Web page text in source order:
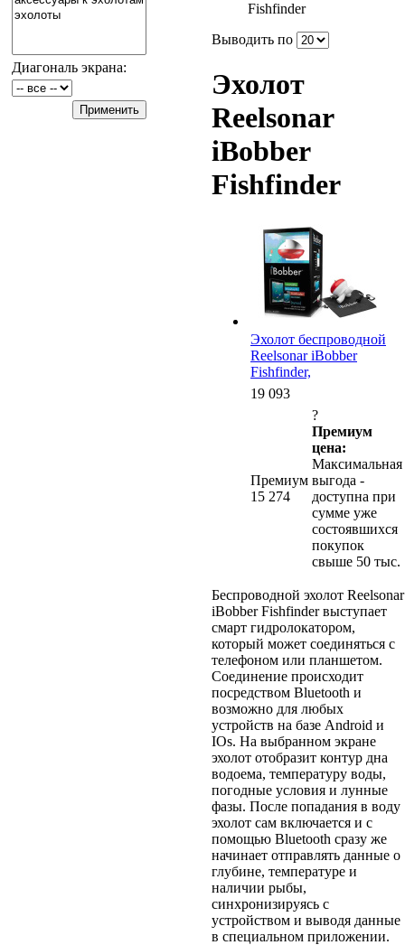
Диагональ экрана:
Fishfinder
Выводить по
Эхолот
Reelsonar
iBobber
Fishfinder
Эхолот беспроводной
Reelsonar iBobber
Fishfinder,
19 093
Премиум
15 274
?
Премиум
цена:
Максимальная
выгода -
доступна при
сумме уже
состоявшихся
покупок
свыше 50 тыс.
Беспроводной эхолот Reelsonar
iBobber Fishfinder выступает
смарт гидролокатором,
который может соединяться с
телефоном или планшетом.
Соединение происходит
посредством Bluetooth и
возможно для любых
устройств на базе Android и
IOs. На выбранном экране
эхолот отобразит контур дна
водоема, температуру воды,
погодные условия и лунные
фазы. После попадания в воду
эхолот сам включается и с
помощью Bluetooth сразу же
начинает отправлять данные о
глубине, температуре и
наличии рыбы,
синхронизируясь с
устройством и выводя данные
в специальном приложении.